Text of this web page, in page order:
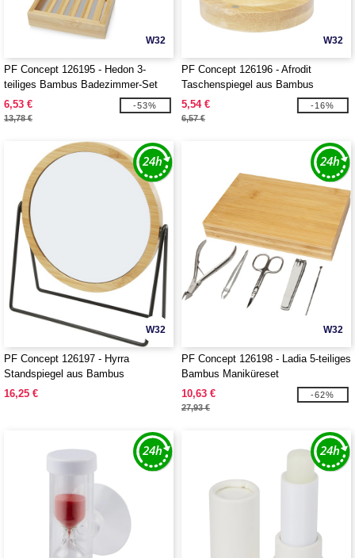
W32
PF Concept 126195 - Hedon 3-
teiliges Bambus Badezimmer-Set
6,53 €
13,78 €
-53%
W32
PF Concept 126196 - Afrodit
Taschenspiegel aus Bambus
5,54 €
6,57 €
-16%
W32
PF Concept 126197 - Hyrra
Standspiegel aus Bambus
16,25 €
W32
PF Concept 126198 - Ladia 5-teiliges
Bambus Maniküreset
10,63 €
27,93 €
-62%